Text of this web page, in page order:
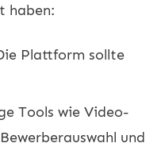
haben:
Plattform sollte
Tools wie Video-
und